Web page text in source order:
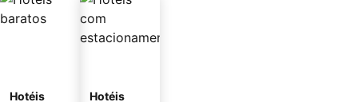
Hotéis
Hotéis